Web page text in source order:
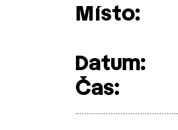
Místo:
Datum:
Čas: